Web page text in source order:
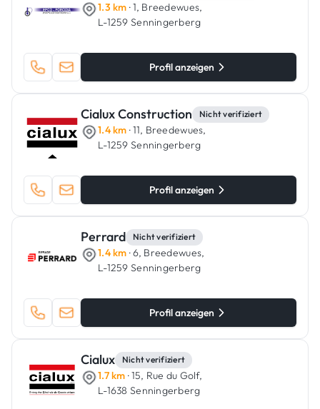
1.3 km · 1, Breedewues,
L-1259 Senningerberg
Profil anzeigen
Cialux Construction Nicht verifiziert
1.4 km · 11, Breedewues,
L-1259 Senningerberg
Profil anzeigen
Perrard Nicht verifiziert
1.4 km · 6, Breedewues,
L-1259 Senningerberg
Profil anzeigen
Cialux Nicht verifiziert
1.7 km · 15, Rue du Golf,
L-1638 Senningerberg